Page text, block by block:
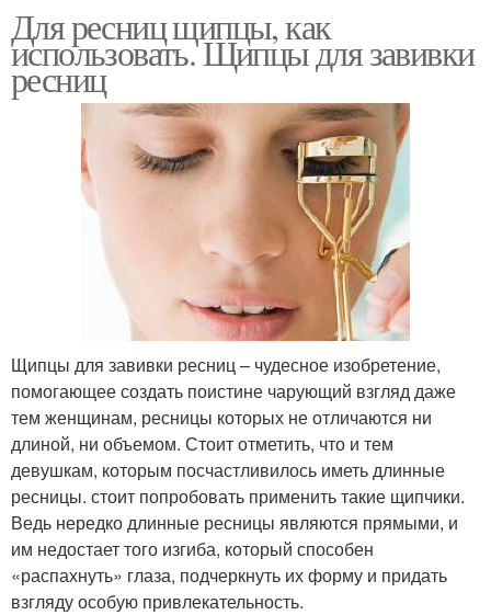
Для ресниц щипцы, как
использовать. Щипцы для завивки
ресниц
Щипцы для завивки ресниц – чудесное изобретение,
помогающее создать поистине чарующий взгляд даже
тем женщинам, ресницы которых не отличаются ни
длиной, ни объемом. Стоит отметить, что и тем
девушкам, которым посчастливилось иметь длинные
ресницы. стоит попробовать применить такие щипчики.
Ведь нередко длинные ресницы являются прямыми, и
им недостает того изгиба, который способен
«распахнуть» глаза, подчеркнуть их форму и придать
взгляду особую привлекательность.